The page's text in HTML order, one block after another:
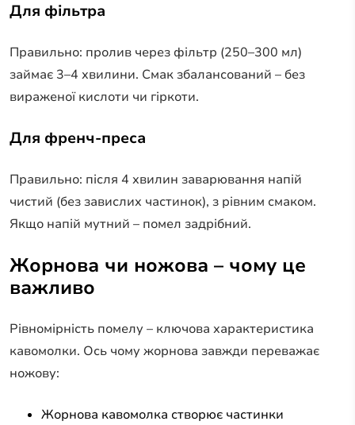
Для фільтра
Правильно: пролив через фільтр (250–300 мл)
займає 3–4 хвилини. Смак збалансований – без
вираженої кислоти чи гіркоти.
Для френч-преса
Правильно: після 4 хвилин заварювання напій
чистий (без завислих частинок), з рівним смаком.
Якщо напій мутний – помел задрібний.
Жорнова чи ножова – чому це
важливо
Рівномірність помелу – ключова характеристика
кавомолки. Ось чому жорнова завжди переважає
ножову:
Жорнова кавомолка створює частинки